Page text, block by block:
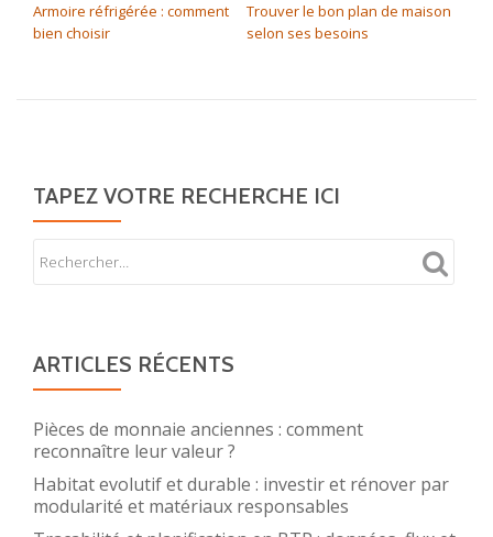
Armoire réfrigérée : comment
bien choisir
Trouver le bon plan de maison
selon ses besoins
TAPEZ VOTRE RECHERCHE ICI
ARTICLES RÉCENTS
Pièces de monnaie anciennes : comment
reconnaître leur valeur ?
Habitat evolutif et durable : investir et rénover par
modularité et matériaux responsables